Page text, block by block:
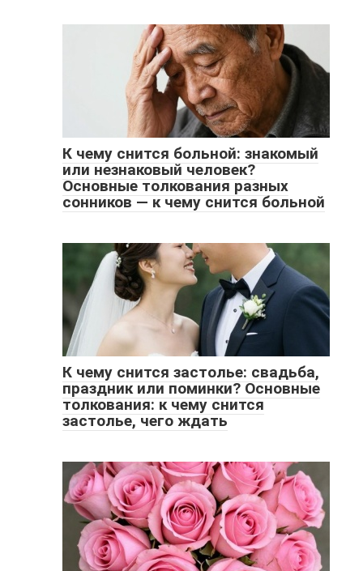
К чему снится больной: знакомый
или незнаковый человек?
Основные толкования разных
сонников — к чему снится больной
К чему снится застолье: свадьба,
праздник или поминки? Основные
толкования: к чему снится
застолье, чего ждать